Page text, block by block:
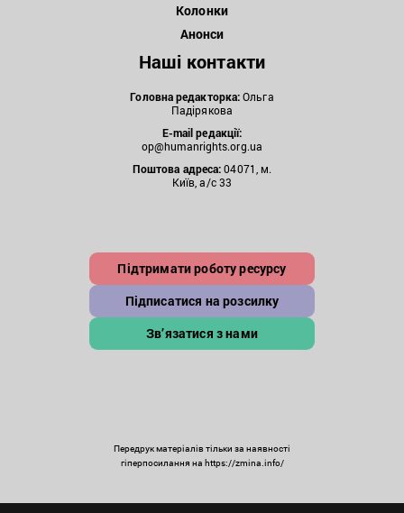
Колонки
Анонси
Наші контакти
Головна редакторка:Ольга
Падірякова
E-mail редакції:
op@humanrights.org.ua
Поштова адреса:04071, м.
Київ, а/с 33
Підтримати роботу ресурсу
Підписатися на розсилку
Зв’язатися з нами
Передрук матеріалів тільки за наявності
гіперпосилання на https://zmina.info/